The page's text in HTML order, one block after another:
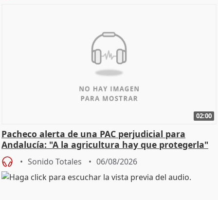
02:00
Pacheco alerta de una PAC perjudicial para
Andalucía: "A la agricultura hay que protegerla"
Sonido Totales 06/08/2026